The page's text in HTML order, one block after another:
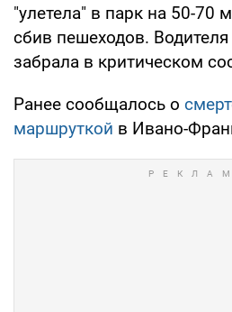
"улетела" в парк на 50-70
сбив пешеходов. Водителя
забрала в критическом
Ранее сообщалось о
маршруткой в Ивано-